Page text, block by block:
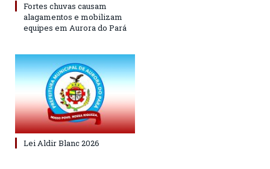
Fortes chuvas causam
alagamentos e mobilizam
equipes em Aurora do Pará
Lei Aldir Blanc 2026